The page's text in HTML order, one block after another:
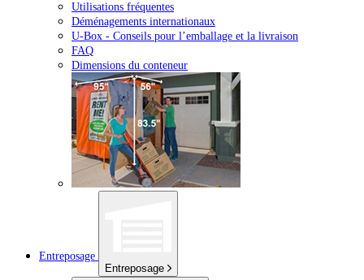
Utilisations fréquentes
Déménagements internationaux
U-Box - Conseils pour l’emballage et la livraison
FAQ
Dimensions du conteneur
Entreposage
Entreposage